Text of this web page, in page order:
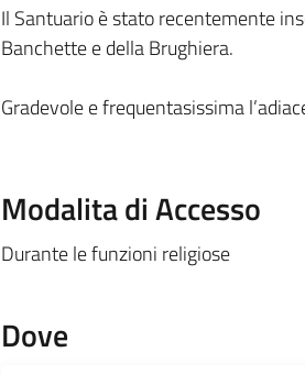
Il Santua­rio è stato recentemente
Banchette e della Brughiera.
Gradevole e frequentasissima
Modalita di Accesso
Durante le funzioni religiose
Dove